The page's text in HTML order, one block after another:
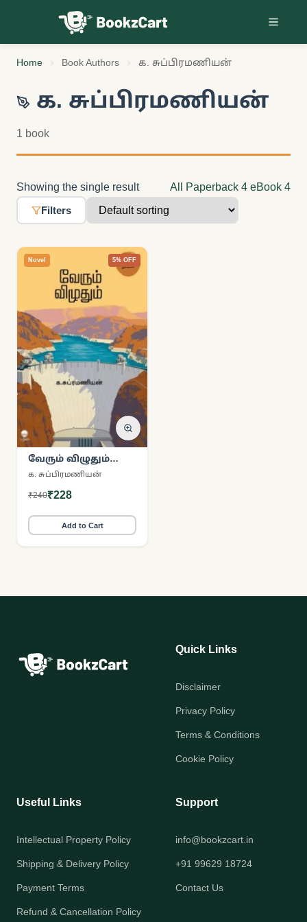
Skip to content
Home Book Authors க. சுப்பிரமணியன்
க. சுப்பிரமணியன்
1 book
Showing the single result All Paperback 4 eBook 4
Filters
Novel 5% OFF
வேரும் விழுதும்
(பரிசல் பதிப்பகம்)
க. சுப்பிரமணியன்
₹240₹228
Add to Cart
Quick Links
Disclaimer
Privacy Policy
Terms & Conditions
Cookie Policy
Useful Links
Intellectual Property Policy
Shipping & Delivery Policy
Payment Terms
Refund & Cancellation Policy
Support
info@bookzcart.in
+91 99629 18724
Contact Us